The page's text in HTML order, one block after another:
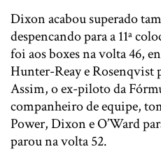
Dixon acabou superado
despencando para a 11ª
foi aos boxes na volta 46,
Hunter-Reay e Rosenqvist
Assim, o ex-piloto da
companheiro de equipe,
Power, Dixon e O’Ward
parou na volta 52.